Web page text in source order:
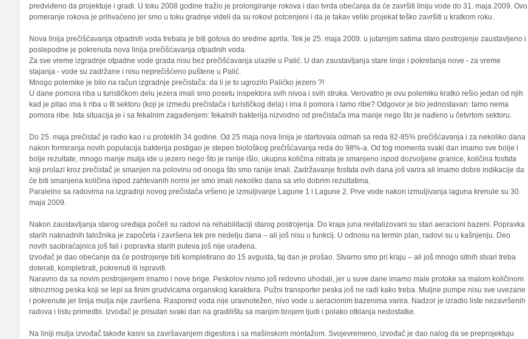
predviđeno da projektuje i gradi. U toku 2008 godine tražio je prolongiranje rokova i dao tvrda obećanja da će završiti liniju vode do 31. maja 2009. Ovo
pomeranje rokova je prihvaćeno jer smo u toku gradnje videli da su rokovi potcenjeni i da je takav veliki projekat teško završiti u kratkom roku.
Nova linija prečišćavanja otpadnih voda trebala je biti gotova do sredine aprila. Tek je 25. maja 2009. u jutarnjim satima staro postrojenje zaustavljeno i
poslepodne je pokrenuta nova linija prečišćavanja otpadnih voda.
Za sve vreme izgradnje otpadne vode grada nisu bez prečišćavanja ulazile u Palić. U dan zaustavljanja stare linije i pokretanja nove - za vreme
stajanja - vode su zadržane i nisu neprečišćeno puštene u Palić.
Mnogo polemike je bilo na račun izgradnje prečistača: da li je to ugrozilo Palićko jezero ?!
U dane pomora riba u turističkom delu jezera imali smo posetu inspektora svih nivoa i svih struka. Verovatno je ovu polemiku kratko rešio jedan od njih
kad je pitao ima li riba u III sektoru (koji je između prečistača i turističkog dela) i ima li pomora i tamo ribe? Odgovor je bio jednostavan: tamo nema
pomora ribe. Ista situacija je i sa fekalnim zagađenjem: fekalnih bakterija nizvodno od prečistača ima manje nego što je nađeno u četvrtom sektoru.
Do 25. maja prečistač je radio kao i u proteklih 34 godine. Od 25 maja nova linija je startovala odmah sa reda 82-85% prečišćavanja i za nekoliko dana
nakon formiranja novih populacija bakterija postigao je stepen biološkog prečišćavanja reda do 98%-a. Od tog momenta svaki dan imamo sve bolje i
bolje rezultate, mnogo manje mulja ide u jezero nego što je ranije išlo, ukupna količina nitrata je smanjeno ispod dozvoljene granice, količina fosfata
koji prolazi kroz prečistač je smanjen na polovinu od onoga što smo ranije imali. Zadržavanje fosfata ovih dana još varira ali imamo dobre indikacije da
će biti smanjena količina ispod zahtevanih normi jer smo imali nekoliko dana sa vrlo dobrim rezultatima.
Paralelno sa radovima na izgradnji novog prečistača vršeno je izmuljivanje Lagune 1 i Lagune 2. Prve vode nakon izmuljivanja laguna krenule su 30.
maja 2009.
Nakon zaustavljanja starog uređaja počeli su radovi na rehabilitaciji starog postrojenja. Do kraja juna revitalizovani su stari aeracioni bazeni. Popravka
starih naknadnih taložnika je započeta i završena tek pre nedelju dana – ali još nisu u funkcij. U odnosu na termin plan, radovi su u kašnjenju. Deo
novih saobraćajnica još fali i popravka starih puteva još nije urađena.
Izvođač je dao obećanje da će postrojenje biti kompletirano do 15 avgusta, taj dan je prošao. Stvarno smo pri kraju – ali još mnogo sitnih stvari treba
doterati, kompletirati, pokrenuti ili ispraviti.
Naravno da sa novim postrojenjem imamo i nove brige. Peskolov nismo još redovno uhodali, jer u suve dane imamo male protoke sa malom količinom
sitnozrnog peska koji se lepi sa finim grudvicama organskog karaktera. Pužni transporter peska još ne radi kako treba. Muljne pumpe nisu sve uvezane
i pokrenute jer linija mulja nije završena. Raspored voda nije uravnotežen, nivo vode u aeracionim bazenima varira. Nadzor je izradio liste nezavršenih
radova i listu primedbi. Izvođač je prisutan svaki dan na gradilištu sa manjim brojem ljudi i polako otklanja nedostatke.
Na liniji mulja izvođač takođe kasni sa završavanjem digestora i sa mašinskom montažom. Svojevremeno, izvođač je dao nalog da se preprojektuju